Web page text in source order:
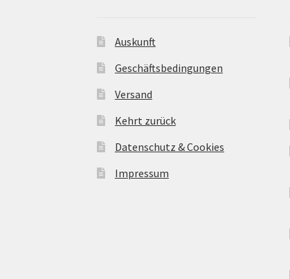
Auskunft
Geschäftsbedingungen
Versand
Kehrt zurück
Datenschutz & Cookies
Impressum